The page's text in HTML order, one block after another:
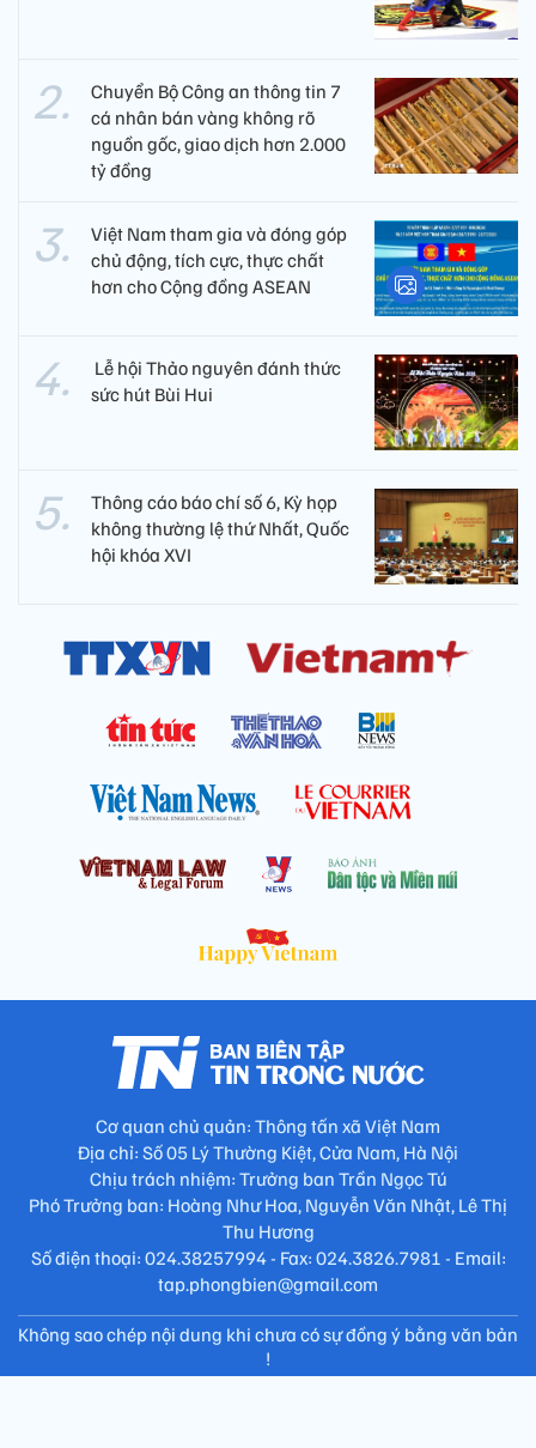
Chuyển Bộ Công an thông tin 7
cá nhân bán vàng không rõ
nguồn gốc, giao dịch hơn 2.000
tỷ đồng
Việt Nam tham gia và đóng góp
chủ động, tích cực, thực chất
hơn cho Cộng đồng ASEAN
​ Lễ hội Thảo nguyên đánh thức
sức hút Bùi Hui
Thông cáo báo chí số 6, Kỳ họp
không thường lệ thứ Nhất, Quốc
hội khóa XVI
Cơ quan chủ quản: Thông tấn xã Việt Nam
Địa chỉ: Số 05 Lý Thường Kiệt, Cửa Nam, Hà Nội
Chịu trách nhiệm: Trưởng ban Trần Ngọc Tú
Phó Trưởng ban: Hoàng Như Hoa, Nguyễn Văn Nhật, Lê Thị
Thu Hương
Số điện thoại: 024.38257994 - Fax: 024.3826.7981 - Email:
tap.phongbien@gmail.com
Không sao chép nội dung khi chưa có sự đồng ý bằng văn bản
!